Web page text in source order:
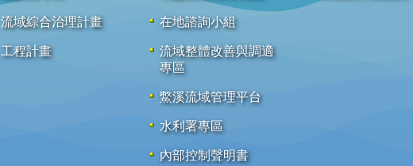
流域綜合治理計畫
工程計畫
在地諮詢小組
流域整體改善與調適
專區
鱉溪流域管理平台
水利署專區
內部控制聲明書